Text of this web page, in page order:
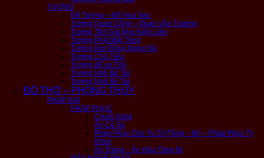
TƯỢNG
Đế Tượng – Đế Hoa Sen
Tượng Quan Công – Quan Vân Trường
Tượng Tôn Giả Mục Kiền Liên
Tượng Phật Mật Tông
Tượng Kim Đồng Ngọc Nữ
Tượng Chú Tiểu
Tượng để xe Ô tô
Tượng Nhỏ Bỏ Túi
Tượng Nhỏ Bỏ Túi
ĐỒ THỜ – PHONG THỦY
PHÁP KHÍ
PHÁP PHỤC
Chuỗi Vòng
Áo Cà Sa
Pháp Phục Cho Tu Sĩ (Tăng – Ni) – Pháp Phục Tỳ
Kheo
Áo Tràng – Áo Hậu Tăng Ni